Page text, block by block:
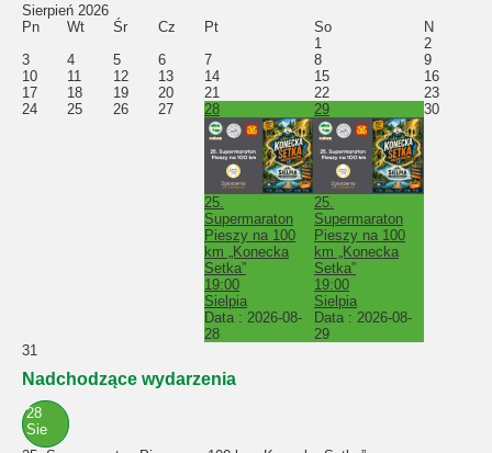
Sierpień 2026
Pn
Wt Śr Cz Pt So
N
1
2
3
4 5 6 7 8
9
10
11 12 13 14 15
16
17
18 19 20 21 22
23
24
25 26 27 28
25.
Supermaraton
Pieszy na 100
km „Konecka
Setka”
19:00
Sielpia
Data : 2026-08-
28
29
25.
Supermaraton
Pieszy na 100
km „Konecka
Setka”
19:00
Sielpia
Data : 2026-08-
29
30
31
Nadchodzące wydarzenia
28
Sie